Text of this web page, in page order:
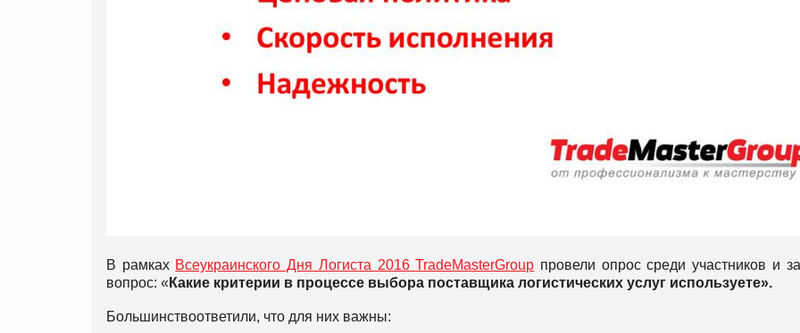
В рамках Всеукраинского Дня Логиста 2016TradeMasterGroup провели опрос среди участников и
вопрос: « Какие критерии в процессе выбора поставщика логистических услуг используете».
Большинствоответили, что для них важны: